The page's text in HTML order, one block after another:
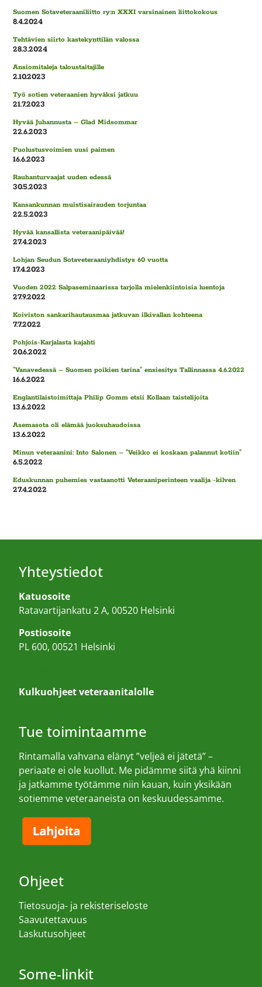
Suomen Sotaveteraaniliitto ry:n XXXI varsinainen liittokokous
8.4.2024
Tehtävien siirto kastekynttilän valossa
28.3.2024
Ansiomitaleja taloustaitajille
2.10.2023
Työ sotien veteraanien hyväksi jatkuu
21.7.2023
Hyvää Juhannusta – Glad Midsommar
22.6.2023
Puolustusvoimien uusi paimen
16.6.2023
Rauhanturvaajat uuden edessä
30.5.2023
Kansankunnan muistisairauden torjuntaa
22.5.2023
Hyvää kansallista veteraanipäivää!
27.4.2023
Lohjan Seudun Sotaveteraaniyhdistys 60 vuotta
17.4.2023
Vuoden 2022 Salpaseminaarissa tarjolla mielenkiintoisia luentoja
27.9.2022
Koiviston sankarihautausmaa jatkuvan ilkivallan kohteena
7.7.2022
Pohjois-Karjalasta kajahti
20.6.2022
”Vanavedessä – Suomen poikien tarina” ensiesitys Tallinnassa 4.6.2022
16.6.2022
Englantilaistoimittaja Philip Gomm etsii Kollaan taistelijoita
13.6.2022
Asemasota oli elämää juoksuhaudoissa
13.6.2022
Minun veteraanini: Into Salonen – ”Veikko ei koskaan palannut kotiin”
6.5.2022
Eduskunnan puhemies vastaanotti Veteraaniperinteen vaalija -kilven
27.4.2022
Yhteystiedot
Katuosoite
Ratavartijankatu 2 A, 00520 Helsinki
Postiosoite
PL 600, 00521 Helsinki
Kulkuohjeet veteraanitalolle
Tue toimintaamme
Rintamalla vahvana elänyt ”veljeä ei jätetä” –
periaate ei ole kuollut. Me pidämme siitä yhä kiinni
ja jatkamme työtämme niin kauan, kuin yksikään
sotiemme veteraaneista on keskuudessamme.
Ohjeet
Tietosuoja- ja rekisteriseloste
Saavutettavuus
Laskutusohjeet
Some-linkit